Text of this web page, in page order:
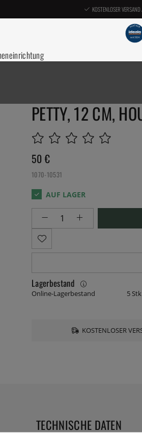
KOSTENLOSER
PETTY, 12 CM,
50 €
1070-10531
Lagerbestand
Online-Lagerbestand 5
KOSTENLOSER
TECHNISCHE DATEN